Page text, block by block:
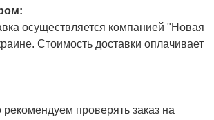
осуществляется компанией "Новая
Стоимость доставки оплачивает
проверять заказ на